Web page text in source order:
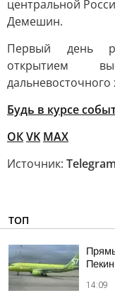
центральной
Демешин.
Первый день
открытием
Будь в курсе
ОКVK MAX
Источник:
ТОП
14:09